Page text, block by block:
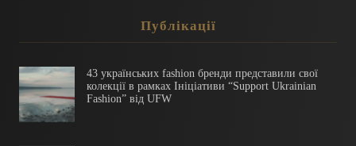
Публікації
43 українських fashion бренди представили свої
колекції в рамках Ініціативи “Support Ukrainian
Fashion” від UFW